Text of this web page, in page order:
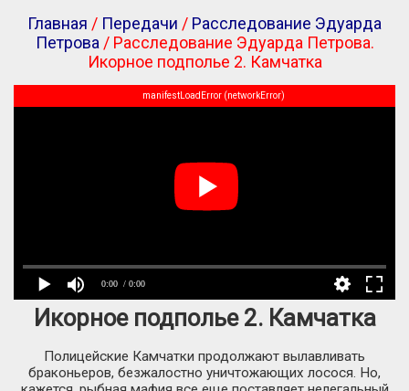
Главная / Передачи / Расследование Эдуарда
Петрова / Расследование Эдуарда Петрова.
Икорное подполье 2. Камчатка
0:00 / 0:00
manifestLoadError (networkError)
Икорное подполье 2. Камчатка
Полицейские Камчатки продолжают вылавливать
браконьеров, безжалостно уничтожающих лосося. Но,